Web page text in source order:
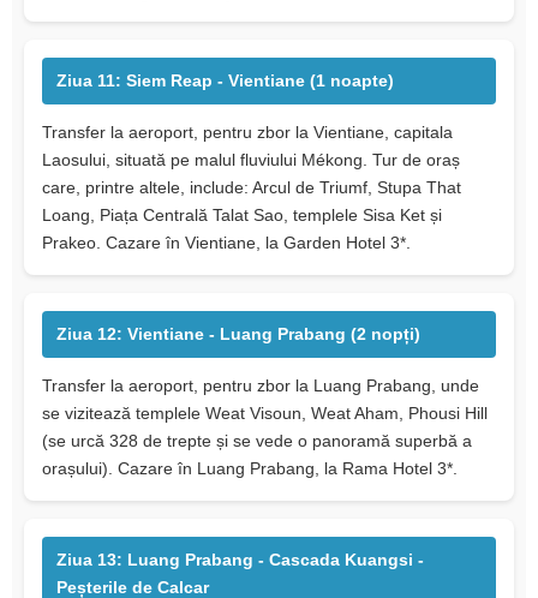
Ziua 11: Siem Reap - Vientiane (1 noapte)
Transfer la aeroport, pentru zbor la Vientiane, capitala
Laosului, situată pe malul fluviului Mékong. Tur de oraș
care, printre altele, include: Arcul de Triumf, Stupa That
Loang, Piața Centrală Talat Sao, templele Sisa Ket și
Prakeo. Cazare în Vientiane, la Garden Hotel 3*.
Ziua 12: Vientiane - Luang Prabang (2 nopți)
Transfer la aeroport, pentru zbor la Luang Prabang, unde
se vizitează templele Weat Visoun, Weat Aham, Phousi Hill
(se urcă 328 de trepte și se vede o panoramă superbă a
orașului). Cazare în Luang Prabang, la Rama Hotel 3*.
Ziua 13: Luang Prabang - Cascada Kuangsi -
Peșterile de Calcar